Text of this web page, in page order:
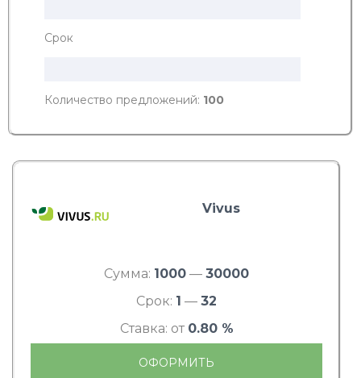
Срок
Количество предложений: 100
Vivus
Сумма: 1000 — 30000
Срок: 1 — 32
Ставка: от 0.80 %
ОФОРМИТЬ